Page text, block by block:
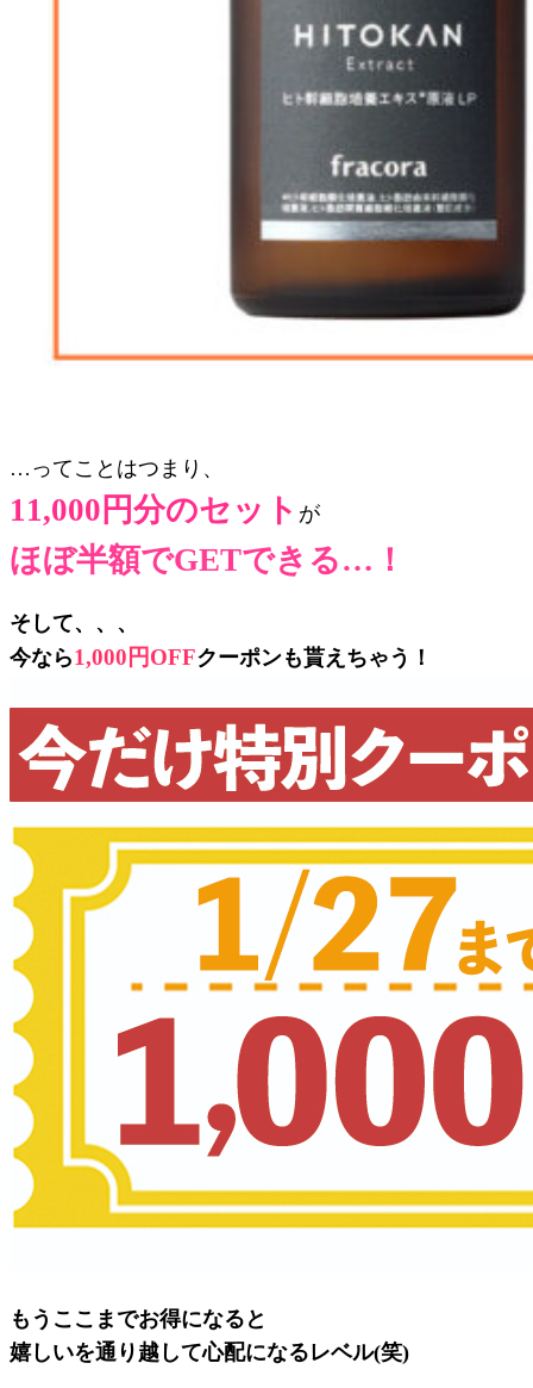
…ってことはつまり、
11,000円分のセット が
ほぼ半額でGETできる…！
そして、、、
今なら1,000円OFFクーポンも貰えちゃう！
もうここまでお得になると
嬉しいを通り越して心配になるレベル(笑)